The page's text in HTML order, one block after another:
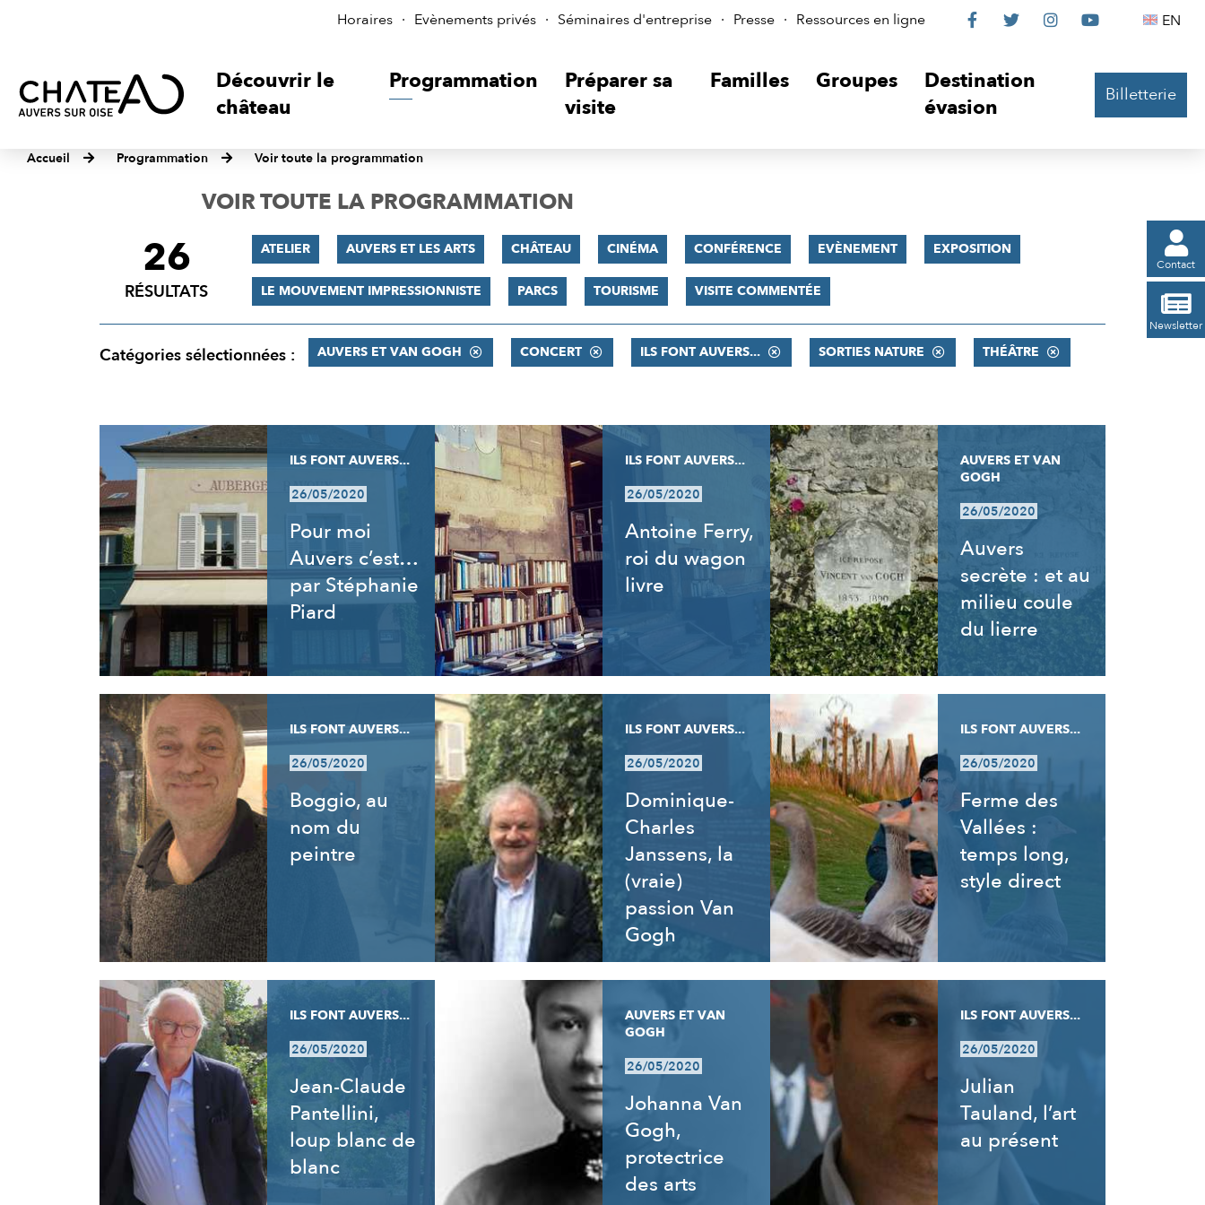
Horaires Evènements privés Séminaires d'entreprise Presse Ressources en ligne
Le
sur

Le

Le

Le
 EN
Découvrir le
château
Programmation
Préparer sa
visite
Familles Groupes
Destination
évasion
Billetterie
Accueil Programmation Voir toute la programmation

Contact

Newsletter
VOIR TOUTE LA PROGRAMMATION
FILTRER
RÉSULTATS
26
RÉSULTATS
ATELIER AUVERS ET LES ARTS CHÂTEAU CINÉMA CONFÉRENCE EVÈNEMENT EXPOSITION
LE MOUVEMENT IMPRESSIONNISTE PARCS TOURISME VISITE COMMENTÉE
Catégories sélectionnées : AUVERS ET VAN GOGH CONCERT ILS FONT AUVERS... SORTIES NATURE THÉÂTRE
RÉSULTATS
ILS FONT AUVERS...
26/05/2020
Pour moi
Auvers c’est…
par Stéphanie
Piard
ILS FONT AUVERS...
26/05/2020
Antoine Ferry,
roi du wagon
livre
AUVERS ET VAN
GOGH
26/05/2020
Auvers
secrète : et au
milieu coule
du lierre
ILS FONT AUVERS...
26/05/2020
Boggio, au
nom du
peintre
ILS FONT AUVERS...
26/05/2020
Dominique-
Charles
Janssens, la
(vraie)
passion Van
Gogh
ILS FONT AUVERS...
26/05/2020
Ferme des
Vallées :
temps long,
style direct
ILS FONT AUVERS...
26/05/2020
Jean-Claude
Pantellini,
loup blanc de
blanc
AUVERS ET VAN
GOGH
26/05/2020
Johanna Van
Gogh,
protectrice
des arts
ILS FONT AUVERS...
26/05/2020
Julian
Tauland, l’art
au présent